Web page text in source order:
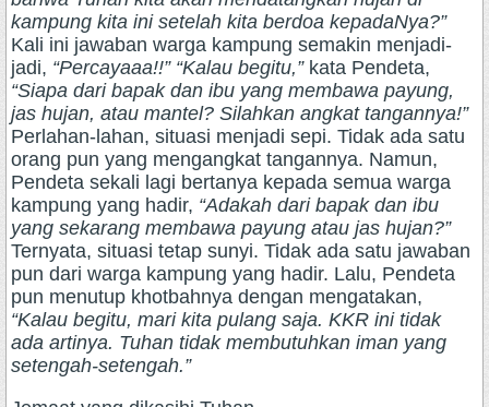
kampung kita ini setelah kita berdoa kepadaNya?”
Kali ini jawaban warga kampung semakin menjadi-
jadi, “Percayaaa!!” “Kalau begitu,”kata Pendeta,
“Siapa dari bapak dan ibu yang membawa payung,
jas hujan, atau mantel? Silahkan angkat tangannya!”
Perlahan-lahan, situasi menjadi sepi. Tidak ada satu
orang pun yang mengangkat tangannya. Namun,
Pendeta sekali lagi bertanya kepada semua warga
kampung yang hadir, “Adakah dari bapak dan ibu
yang sekarang membawa payung atau jas hujan?”
Ternyata, situasi tetap sunyi. Tidak ada satu jawaban
pun dari warga kampung yang hadir. Lalu, Pendeta
pun menutup khotbahnya dengan mengatakan,
“Kalau begitu, mari kita pulang saja. KKR ini tidak
ada artinya. Tuhan tidak membutuhkan iman yang
setengah-setengah.”